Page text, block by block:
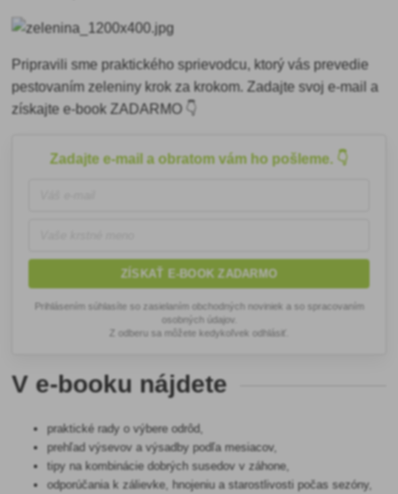
Pripravili sme praktického sprievodcu, ktorý vás prevedie
pestovaním zeleniny krok za krokom. Zadajte svoj e-mail a
získajte e-book ZADARMO 👇
Zadajte e-mail a obratom vám ho pošleme. 👇
ZÍSKAŤ E-BOOK ZADARMO
Prihlásením súhlasíte so zasielaním obchodných noviniek a so spracovaním
osobných údajov.
Z odberu sa môžete kedykoľvek odhlásiť.
V e-booku nájdete
praktické rady o výbere odrôd,
prehľad výsevov a výsadby podľa mesiacov,
tipy na kombinácie dobrých susedov v záhone,
odporúčania k zálievke, hnojeniu a starostlivosti počas sezóny,